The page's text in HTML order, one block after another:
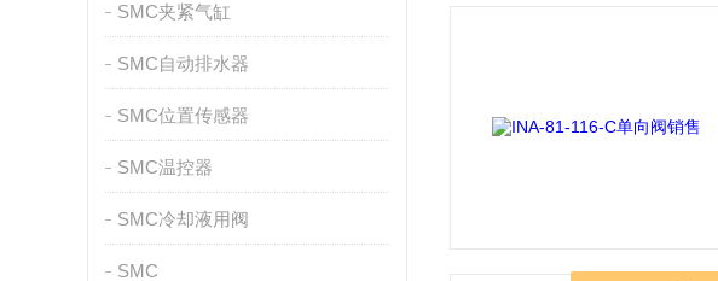
SMC夹紧气缸
SMC自动排水器
SMC位置传感器
SMC温控器
SMC冷却液用阀
SMC